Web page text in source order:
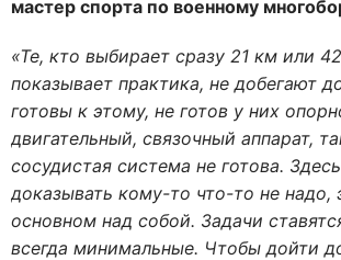
мастер спорта по военному
«Те, кто выбирает сразу 21 км или
показывает практика, не добегают
готовы к этому, не готов у них
двигательный, связочный аппарат,
сосудистая система не готова.
доказывать кому-то что-то не надо,
основном над собой. Задачи
всегда минимальные. Чтобы дойти